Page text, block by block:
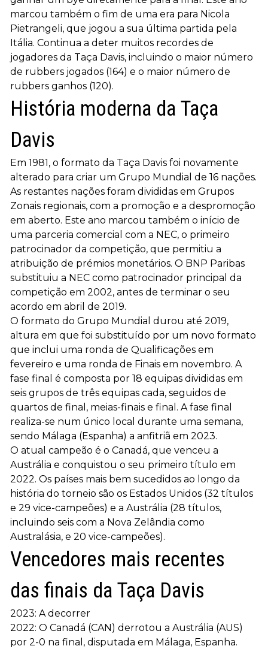
marcou também o fim de uma era para Nicola
Pietrangeli, que jogou a sua última partida pela
Itália. Continua a deter muitos recordes de
jogadores da Taça Davis, incluindo o maior número
de rubbers jogados (164) e o maior número de
rubbers ganhos (120).
História moderna da Taça
Davis
Em 1981, o formato da Taça Davis foi novamente
alterado para criar um Grupo Mundial de 16 nações.
As restantes nações foram divididas em Grupos
Zonais regionais, com a promoção e a despromoção
em aberto. Este ano marcou também o início de
uma parceria comercial com a NEC, o primeiro
patrocinador da competição, que permitiu a
atribuição de prémios monetários. O BNP Paribas
substituiu a NEC como patrocinador principal da
competição em 2002, antes de terminar o seu
acordo em abril de 2019.
O formato do Grupo Mundial durou até 2019,
altura em que foi substituído por um novo formato
que inclui uma ronda de Qualificações em
fevereiro e uma ronda de Finais em novembro. A
fase final é composta por 18 equipas divididas em
seis grupos de três equipas cada, seguidos de
quartos de final, meias-finais e final. A fase final
realiza-se num único local durante uma semana,
sendo Málaga (Espanha) a anfitriã em 2023.
O atual campeão é o Canadá, que venceu a
Austrália e conquistou o seu primeiro título em
2022. Os países mais bem sucedidos ao longo da
história do torneio são os Estados Unidos (32 títulos
e 29 vice-campeões) e a Austrália (28 títulos,
incluindo seis com a Nova Zelândia como
Australásia, e 20 vice-campeões).
Vencedores mais recentes
das finais da Taça Davis
2023: A decorrer
2022: O Canadá (CAN) derrotou a Austrália (AUS)
por 2-0 na final, disputada em Málaga, Espanha.